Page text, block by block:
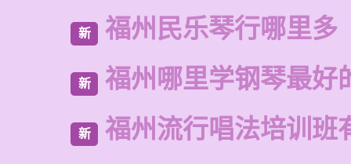
新 福州民乐琴行哪里多
新 福州哪里学钢琴最好
新 福州流行唱法培训班